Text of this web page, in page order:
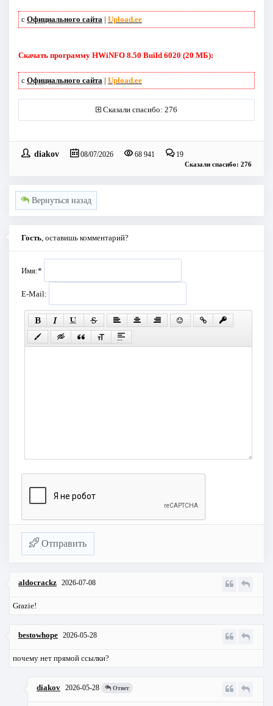
с Официального сайта| Upload.ee
Скачать программу HWiNFO 8.50 Build 6020 (20 МБ):
с Официального сайта| Upload.ee
Сказали спасибо: 276
diakov 08/07/2026 68 941 19
Сказали спасибо: 276
Вернуться назад
Гость, оставишь комментарий?
Имя:*
E-Mail:
Отправить
aldocrackz 2026-07-08
Grazie!
bestowhope 2026-05-28
почему нет прямой ссылки?
diakov 2026-05-28 Ответ